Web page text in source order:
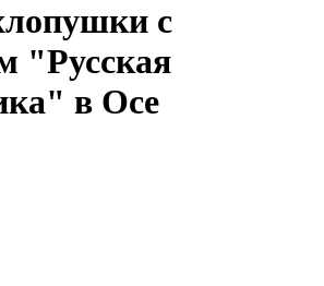
с
"Русская
в Осе